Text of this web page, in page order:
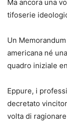
Ma ancora una
tifoserie
Un
americana né
quadro iniziale
Eppure, i
decretato
volta di